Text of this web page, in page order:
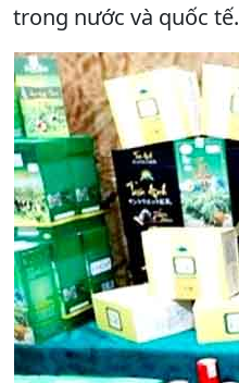
trong nước và quốc tế.